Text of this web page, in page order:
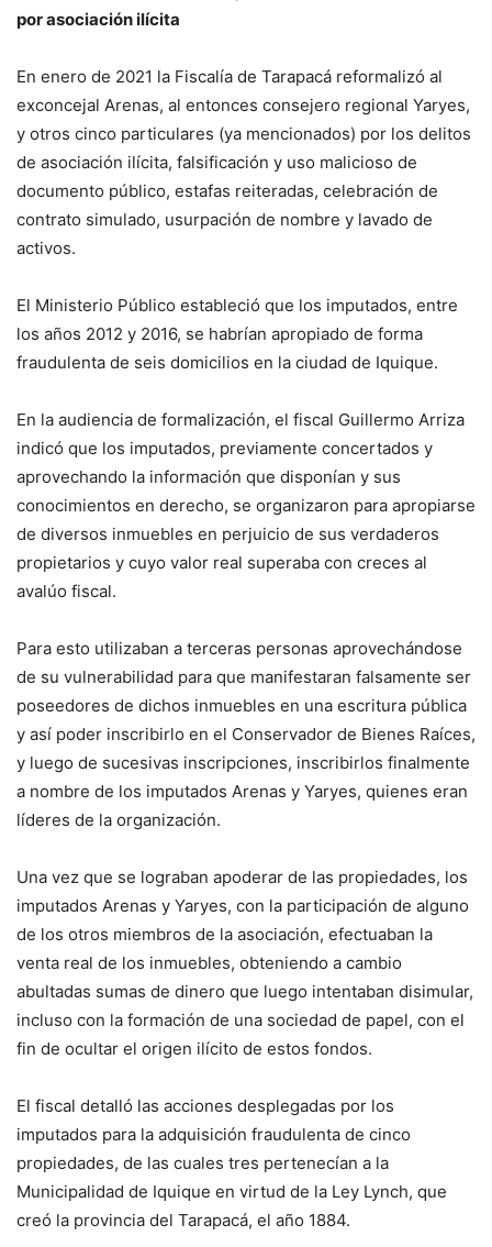
por asociación ilícita
En enero de 2021 la Fiscalía de Tarapacá reformalizó al
exconcejal Arenas, al entonces consejero regional Yaryes,
y otros cinco particulares (ya mencionados) por los delitos
de asociación ilícita, falsificación y uso malicioso de
documento público, estafas reiteradas, celebración de
contrato simulado, usurpación de nombre y lavado de
activos.
El Ministerio Público estableció que los imputados, entre
los años 2012 y 2016, se habrían apropiado de forma
fraudulenta de seis domicilios en la ciudad de Iquique.
En la audiencia de formalización, el fiscal Guillermo Arriza
indicó que los imputados, previamente concertados y
aprovechando la información que disponían y sus
conocimientos en derecho, se organizaron para apropiarse
de diversos inmuebles en perjuicio de sus verdaderos
propietarios y cuyo valor real superaba con creces al
avalúo fiscal.
Para esto utilizaban a terceras personas aprovechándose
de su vulnerabilidad para que manifestaran falsamente ser
poseedores de dichos inmuebles en una escritura pública
y así poder inscribirlo en el Conservador de Bienes Raíces,
y luego de sucesivas inscripciones, inscribirlos finalmente
a nombre de los imputados Arenas y Yaryes, quienes eran
líderes de la organización.
Una vez que se lograban apoderar de las propiedades, los
imputados Arenas y Yaryes, con la participación de alguno
de los otros miembros de la asociación, efectuaban la
venta real de los inmuebles, obteniendo a cambio
abultadas sumas de dinero que luego intentaban disimular,
incluso con la formación de una sociedad de papel, con el
fin de ocultar el origen ilícito de estos fondos.
El fiscal detalló las acciones desplegadas por los
imputados para la adquisición fraudulenta de cinco
propiedades, de las cuales tres pertenecían a la
Municipalidad de Iquique en virtud de la Ley Lynch, que
creó la provincia del Tarapacá, el año 1884.